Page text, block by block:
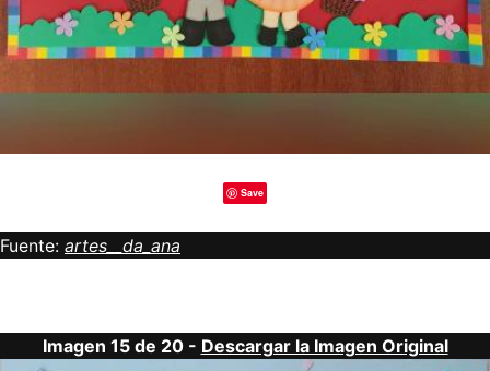
Save
Fuente: artes__da_ana
Imagen 15 de 20 - Descargar la Imagen Original